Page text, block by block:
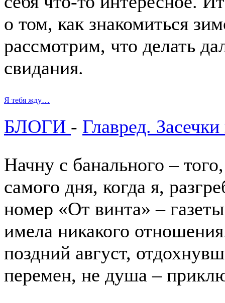
о том, как знакомиться
рассмотрим, что делать
свидания.
Я тебя жду…
БЛОГИ - Главред.
Начну с банального –
самого дня, когда я,
номер «От винта» –
имела никакого
поздний август,
перемен, не душа –